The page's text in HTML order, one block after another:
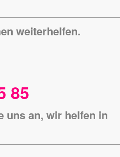
weiterhelfen.
85
uns an, wir helfen in